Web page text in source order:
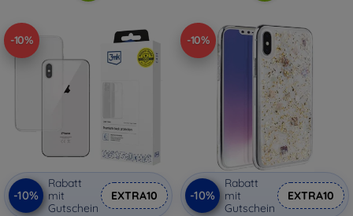
-10%
-10%
Rabatt
mit
Gutschein
EXTRA10
-10%
-10%
Rabatt
mit
Gutschein
EXTRA10